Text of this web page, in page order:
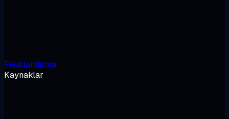
Fiyatlandırma
Kaynaklar